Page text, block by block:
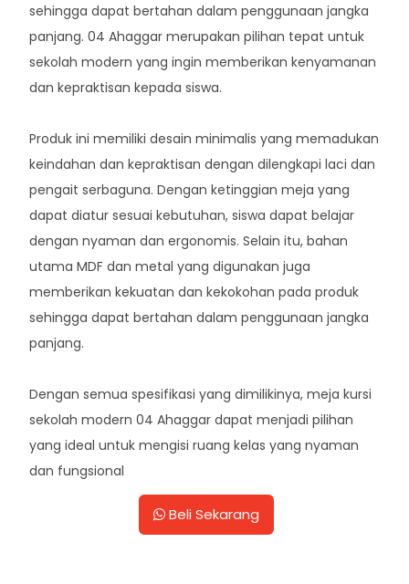
sehingga dapat bertahan dalam penggunaan jangka
panjang. 04 Ahaggar merupakan pilihan tepat untuk
sekolah modern yang ingin memberikan kenyamanan
dan kepraktisan kepada siswa.
Produk ini memiliki desain minimalis yang memadukan
keindahan dan kepraktisan dengan dilengkapi laci dan
pengait serbaguna. Dengan ketinggian meja yang
dapat diatur sesuai kebutuhan, siswa dapat belajar
dengan nyaman dan ergonomis. Selain itu, bahan
utama MDF dan metal yang digunakan juga
memberikan kekuatan dan kekokohan pada produk
sehingga dapat bertahan dalam penggunaan jangka
panjang.
Dengan semua spesifikasi yang dimilikinya, meja kursi
sekolah modern 04 Ahaggar dapat menjadi pilihan
yang ideal untuk mengisi ruang kelas yang nyaman
dan fungsional
Beli Sekarang